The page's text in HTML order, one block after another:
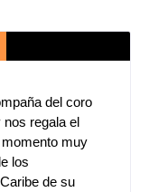
del coro
nos regala el
momento muy
los
de su